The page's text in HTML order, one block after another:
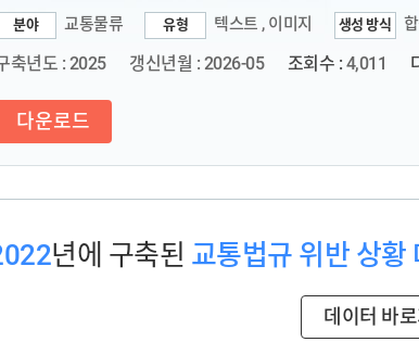
분야 교통물류 유형 텍스트 , 이미지 생성 방식
축년도 : 2025 갱신년월 : 2026-05 조회수 : 4,011
다운로드
년에 구축된 교통법규 위반 상황
데이터 바로